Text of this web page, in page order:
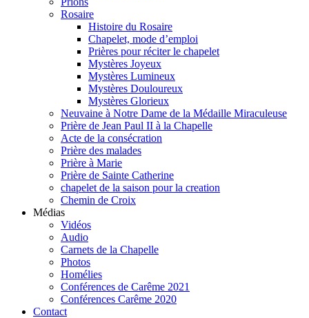
Rosaire
Histoire du Rosaire
Chapelet, mode d’emploi
Prières pour réciter le chapelet
Mystères Joyeux
Mystères Lumineux
Mystères Douloureux
Mystères Glorieux
Neuvaine à Notre Dame de la Médaille Miraculeuse
Prière de Jean Paul II à la Chapelle
Acte de la consécration
Prière des malades
Prière à Marie
Prière de Sainte Catherine
chapelet de la saison pour la creation
Chemin de Croix
Médias
Vidéos
Audio
Carnets de la Chapelle
Photos
Homélies
Conférences de Carême 2021
Conférences Carême 2020
Contact